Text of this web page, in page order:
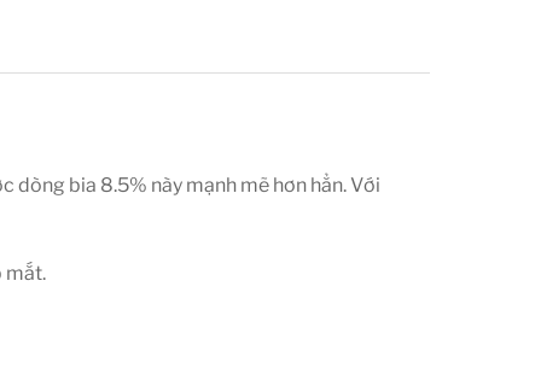
dòng bia 8.5% này mạnh mẽ hơn hẳn. Với
mắt.